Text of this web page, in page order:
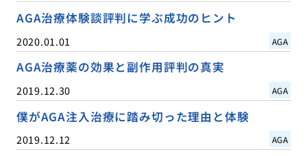
AGA治療体験談評判に学ぶ成功のヒント
2020.01.01 AGA
AGA治療薬の効果と副作用評判の真実
2019.12.30 AGA
僕がAGA注入治療に踏み切った理由と体験
2019.12.12 AGA